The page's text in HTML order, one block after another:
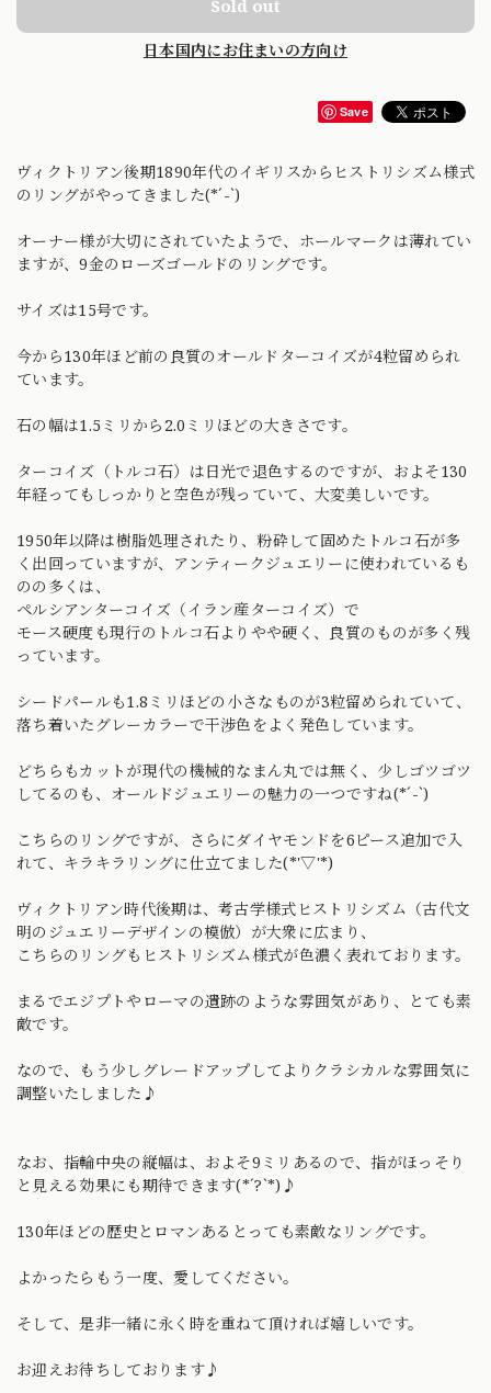
Sold out
日本国内にお住まいの方向け
Save
ヴィクトリアン後期1890年代のイギリスからヒストリシズム様式
のリングがやってきました(*´-`)
オーナー様が大切にされていたようで、ホールマークは薄れてい
ますが、9金のローズゴールドのリングです。
サイズは15号です。
今から130年ほど前の良質のオールドターコイズが4粒留められ
ています。
石の幅は1.5ミリから2.0ミリほどの大きさです。
ターコイズ（トルコ石）は日光で退色するのですが、およそ130
年経ってもしっかりと空色が残っていて、大変美しいです。
1950年以降は樹脂処理されたり、粉砕して固めたトルコ石が多
く出回っていますが、アンティークジュエリーに使われているも
のの多くは、
ペルシアンターコイズ（イラン産ターコイズ）で
モース硬度も現行のトルコ石よりやや硬く、良質のものが多く残
っています。
シードパールも1.8ミリほどの小さなものが3粒留められていて、
落ち着いたグレーカラーで干渉色をよく発色しています。
どちらもカットが現代の機械的なまん丸では無く、少しゴツゴツ
してるのも、オールドジュエリーの魅力の一つですね(*´-`)
こちらのリングですが、さらにダイヤモンドを6ピース追加で入
れて、キラキラリングに仕立てました(*'▽'*)
ヴィクトリアン時代後期は、考古学様式ヒストリシズム（古代文
明のジュエリーデザインの模倣）が大衆に広まり、
こちらのリングもヒストリシズム様式が色濃く表れております。
まるでエジプトやローマの遺跡のような雰囲気があり、とても素
敵です。
なので、もう少しグレードアップしてよりクラシカルな雰囲気に
調整いたしました♪
なお、指輪中央の縦幅は、およそ9ミリあるので、指がほっそり
と見える効果にも期待できます(*´?`*)♪
130年ほどの歴史とロマンあるとっても素敵なリングです。
よかったらもう一度、愛してください。
そして、是非一緒に永く時を重ねて頂ければ嬉しいです。
お迎えお待ちしております♪